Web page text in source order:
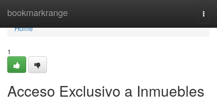
bookmarkrange
Home
Home
1
Acceso Exclusivo a Inmuebles